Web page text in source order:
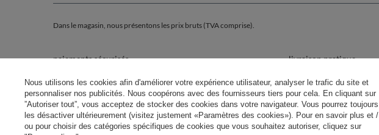
Dans le magasin, nous présentons les prix bruts (TVA comprise).
paiements sécurisés livraison pratique
Nous utilisons les cookies afin d'améliorer votre expérience utilisateur, analyser le trafic du site et
personnaliser nos publicités. Nous coopérons avec des fournisseurs tiers pour cela. En cliquant sur
”Autoriser tout”, vous acceptez de stocker des cookies dans votre navigateur. Vous pourrez toujours
les désactiver ultérieurement (visitez justement «Paramètres des cookies»). Pour en savoir plus et /
ou pour choisir des catégories spécifiques de cookies que vous souhaitez autoriser, cliquez sur